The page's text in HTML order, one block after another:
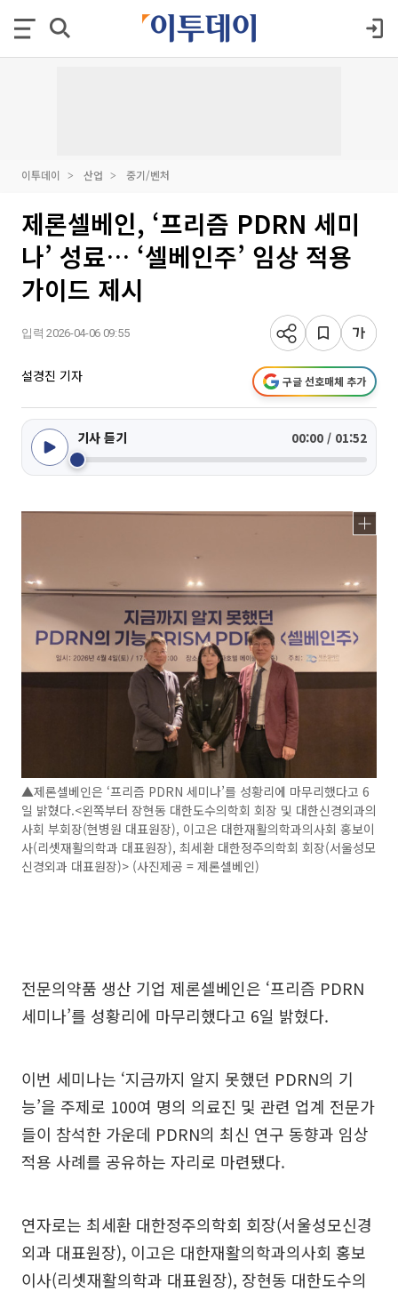
이투데이 산업 중기/벤처
제론셀베인, ‘프리즘 PDRN 세미
나’ 성료… ‘셀베인주’ 임상 적용
가이드 제시
입력 2026-04-06 09:55
설경진 기자 구글 선호매체 추가
기사 듣기 00:00 / 01:52
▲제론셀베인은 ‘프리즘 PDRN 세미나’를 성황리에 마무리했다고 6
일 밝혔다.<왼쪽부터 장현동 대한도수의학회 회장 및 대한신경외과의
사회 부회장(현병원 대표원장), 이고은 대한재활의학과의사회 홍보이
사(리셋재활의학과 대표원장), 최세환 대한정주의학회 회장(서울성모
신경외과 대표원장)> (사진제공 = 제론셀베인)
전문의약품 생산 기업 제론셀베인은 ‘프리즘 PDRN
세미나’를 성황리에 마무리했다고 6일 밝혔다.
이번 세미나는 ‘지금까지 알지 못했던 PDRN의 기
능’을 주제로 100여 명의 의료진 및 관련 업계 전문가
들이 참석한 가운데 PDRN의 최신 연구 동향과 임상
적용 사례를 공유하는 자리로 마련됐다.
연자로는 최세환 대한정주의학회 회장(서울성모신경
외과 대표원장), 이고은 대한재활의학과의사회 홍보
이사(리셋재활의학과 대표원장), 장현동 대한도수의